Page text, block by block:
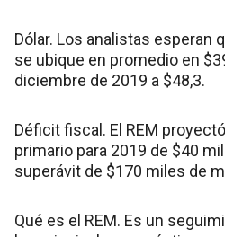
Dólar. Los analistas esperan
se ubique en promedio en
diciembre de 2019 a $48,3.
Déficit fiscal. El REM
primario para 2019 de $40
superávit de $170 miles de
Qué es el REM. Es un